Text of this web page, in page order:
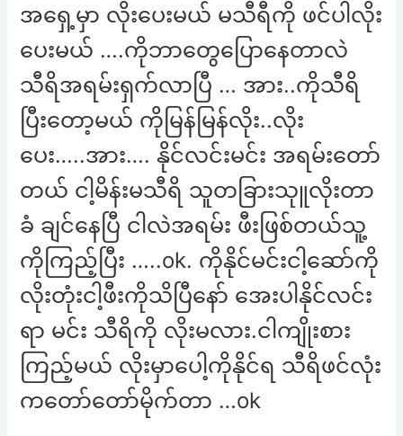
အရှေ့မှာ လိုးပေးမယ် မသီရီကို ဖင်ပါလိုး
ပေးမယ် ….ကိုဘာတွေပြောနေတာလဲ
သီရိအရမ်းရှက်လာပြီ … အား..ကိုသီရိ
ပြီးတော့မယ် ကိုမြန်မြန်လိုး..လိုး
ပေး…..အား…. နိုင်လင်းမင်း အရမ်းတော်
တယ် ငါ့မိန်းမသီရိ သူတခြားသုူလိုးတာ
ခံ ချင်နေပြီ ငါလဲအရမ်း ဖီးဖြစ်တယ်သူ့
ကိုကြည့်ပြီး …..ok. ကိုနိုင်မင်းငါ့ဆော်ကို
လိုးတုံးငါ့ဖီးကိုသိပြီနော် အေးပါနိုင်လင်း
ရာ မင်း သီရိကို လိုးမလား.ငါကျိုးစား
ကြည့်မယ် လိုးမှာပေါ့ကိုနိုင်ရ သီရိဖင်လုံး
ကတော်တော်မိုက်တာ …ok